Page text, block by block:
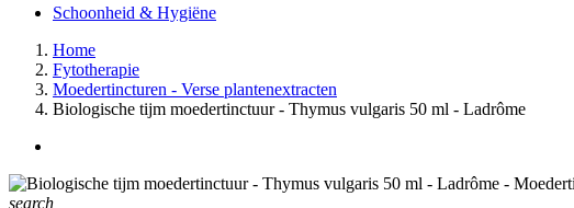
Schoonheid & Hygiëne
Home
Fytotherapie
Moedertincturen - Verse plantenextracten
Biologische tijm moedertinctuur - Thymus vulgaris 50 ml - Ladrôme
search